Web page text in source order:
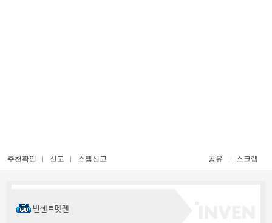
추천확인 신고 스팸신고 공유 스크랩
빈센트멧젠